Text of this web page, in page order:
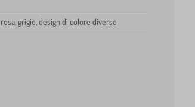
rosa, grigio, design di colore diverso